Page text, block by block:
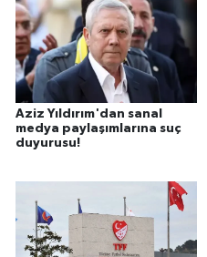
Aziz Yıldırım'dan sanal
medya paylaşımlarına suç
duyurusu!